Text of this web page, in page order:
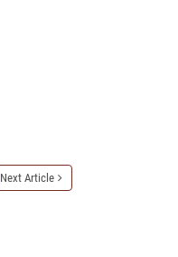
Next Article